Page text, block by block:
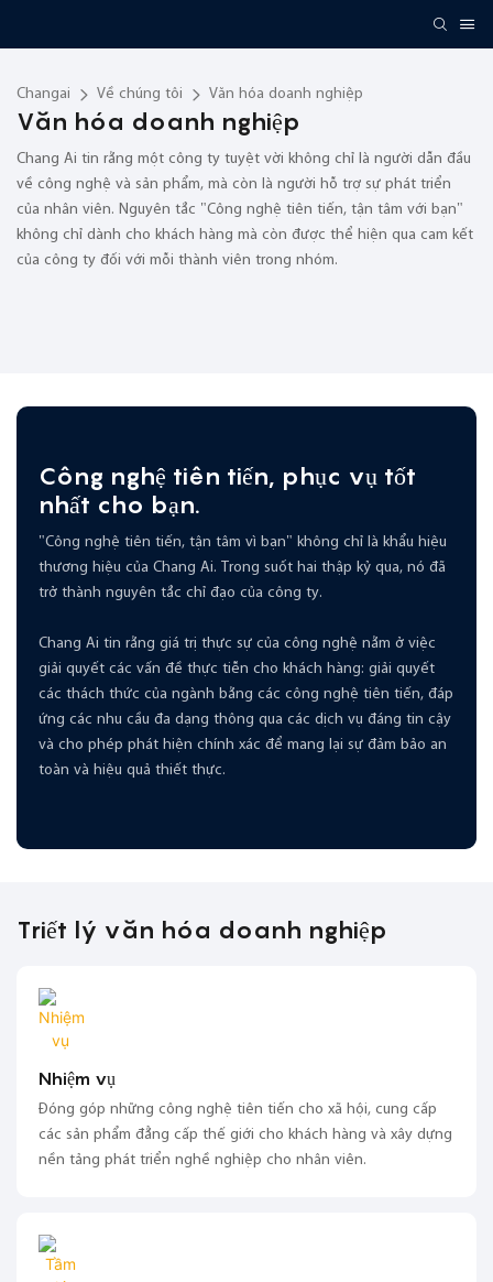
Changai Về chúng tôi Văn hóa doanh nghiệp
Văn hóa doanh nghiệp
Chang Ai tin rằng một công ty tuyệt vời không chỉ là người dẫn đầu
về công nghệ và sản phẩm, mà còn là người hỗ trợ sự phát triển
của nhân viên. Nguyên tắc "Công nghệ tiên tiến, tận tâm với bạn"
không chỉ dành cho khách hàng mà còn được thể hiện qua cam kết
của công ty đối với mỗi thành viên trong nhóm.
Công nghệ tiên tiến, phục vụ tốt
nhất cho bạn.
"Công nghệ tiên tiến, tận tâm vì bạn" không chỉ là khẩu hiệu
thương hiệu của Chang Ai. Trong suốt hai thập kỷ qua, nó đã
trở thành nguyên tắc chỉ đạo của công ty.
Chang Ai tin rằng giá trị thực sự của công nghệ nằm ở việc
giải quyết các vấn đề thực tiễn cho khách hàng: giải quyết
các thách thức của ngành bằng các công nghệ tiên tiến, đáp
ứng các nhu cầu đa dạng thông qua các dịch vụ đáng tin cậy
và cho phép phát hiện chính xác để mang lại sự đảm bảo an
toàn và hiệu quả thiết thực.
Triết lý văn hóa doanh nghiệp
Nhiệm vụ
Đóng góp những công nghệ tiên tiến cho xã hội, cung cấp
các sản phẩm đẳng cấp thế giới cho khách hàng và xây dựng
nền tảng phát triển nghề nghiệp cho nhân viên.